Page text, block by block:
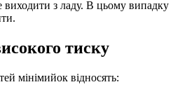
виходити з ладу. В цьому випадку
тиску
мінімийок відносять: